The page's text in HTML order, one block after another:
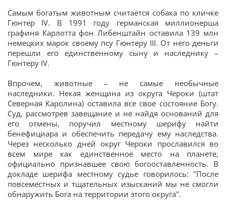
Самым богатым животным считается собака по кличке
Гюнтер IV. В 1991 году германская миллионерша
графиня Карлотта фон Либенштайн оставила 139 млн
немецких марок своему псу Гюнтеру III. От него деньги
перешли его единственному сыну и наследнику –
Гюнтеру IV.
Впрочем, животные – не самые необычные
наследники. Некая женщина из округа Чероки (штат
Северная Каролина) оставила все свое состояние Богу.
Суд, рассмотрев завещание и не найдя оснований для
его отмены, поручил местному шерифу найти
бенефициара и обеспечить передачу ему наследства.
Через несколько дней округ Чероки прославился во
всем мире как единственное место на планете,
официально признавшее свою богооставленность. В
докладе шерифа местному судье говорилось: "После
повсеместных и тщательных изысканий мы не смогли
обнаружить Бога на территории этого округа".